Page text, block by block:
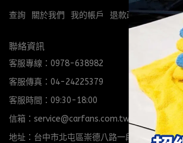
查詢 關於我們 我的帳戶 退款政策 隱私政策
聯絡資訊
客服專線：0978-638982
客服傳真：04-24225379
客服時間：09:30-18:00
信箱：service@carfans.com.tw
地址：台中市北屯區崇德八路一段206號